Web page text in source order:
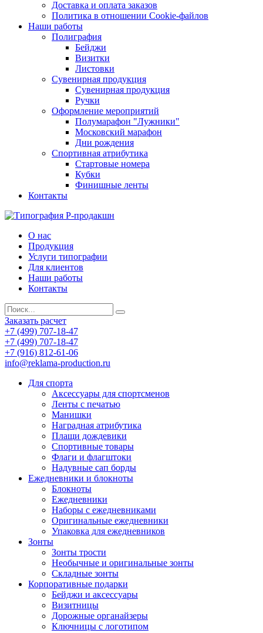
Доставка и оплата заказов
Политика в отношении Cookie-файлов
Наши работы
Полиграфия
Бейджи
Визитки
Листовки
Сувенирная продукция
Сувенирная продукция
Ручки
Оформление мероприятий
Полумарафон "Лужники"
Московский марафон
Дни рождения
Спортивная атрибутика
Стартовые номера
Кубки
Финишные ленты
Контакты
О нас
Продукция
Услуги типографии
Для клиентов
Наши работы
Контакты
Заказать расчет
+7 (499) 707-18-47
+7 (499) 707-18-47
+7 (916) 812-61-06
info@reklama-production.ru
Для спорта
Аксессуары для спортсменов
Ленты с печатью
Манишки
Наградная атрибутика
Плащи дождевики
Спортивные товары
Флаги и флагштоки
Надувные сап борды
Ежедневники и блокноты
Блокноты
Ежедневники
Наборы с ежедневниками
Оригинальные ежедневники
Упаковка для ежедневников
Зонты
Зонты трости
Необычные и оригинальные зонты
Складные зонты
Корпоративные подарки
Бейджи и аксессуары
Визитницы
Дорожные органайзеры
Ключницы с логотипом